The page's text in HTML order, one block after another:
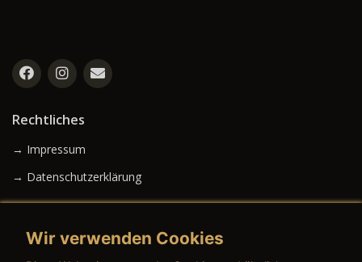
Rechtliches
→ Impressum
→ Datenschutzerklärung
Wir verwenden Cookies